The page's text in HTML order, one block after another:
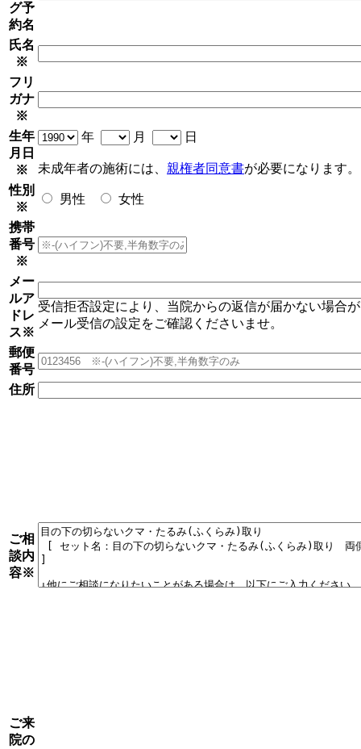
グ予
約名
氏名
※
フリ
ガナ
※
生年
月日
※
年 月 日
未成年者の施術には、 親権者同意書が必要になります。
性別
※
男性 女性
携帯
番号
※
メー
ルア
ドレ
ス※
受信拒否設定により、当院からの返信が届かない場合
メール受信の設定をご確認くださいませ。
郵便
番号
住所
ご相
談内
容※
ご来
院の